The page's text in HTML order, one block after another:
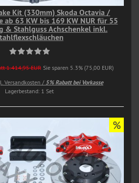
Kit (330mm) Skoda Octavia /
ab 63 KW bis 169 KW NUR für 55
& Stahlguss Achschenkel inkl.
1.414,95 EUR Sie sparen 5.3% (75,00 EUR)
Versandkosten / 5% Rabatt bei Vorkasse
Lagerbestand: 1 Set
%